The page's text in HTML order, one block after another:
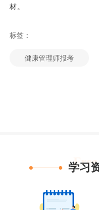
材。
标签：
健康管理师报考
学习